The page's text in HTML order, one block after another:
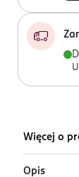
Więcej o
Opis